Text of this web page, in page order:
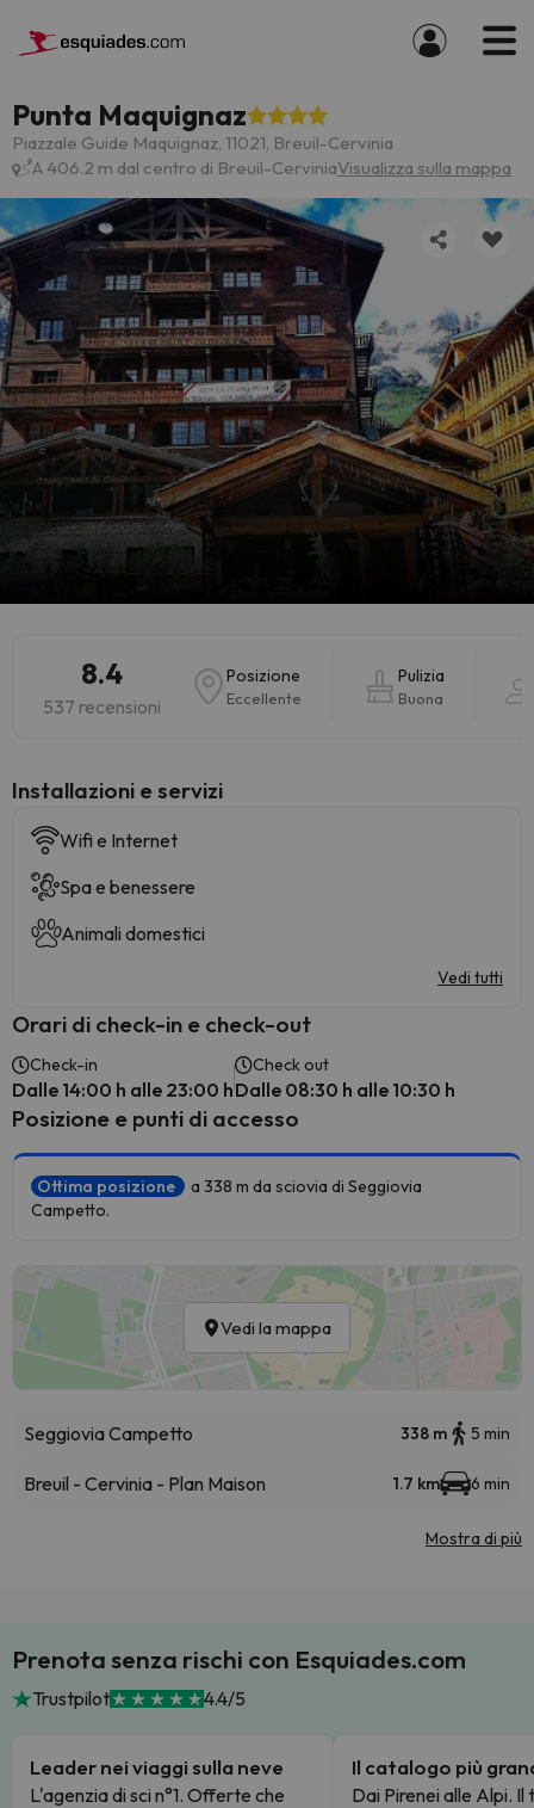
Punta Maquignaz
Piazzale Guide Maquignaz, 11021, Breuil-Cervinia
A 406.2 m dal centro di Breuil-CerviniaVisualizza sulla mappa
8.4
537 recensioni
Posizione
Eccellente
Pulizia
Buona
Installazioni e servizi
Wifi e Internet
Spa e benessere
Animali domestici
Vedi tutti
Orari di check-in e check-out
Check-in
Dalle 14:00 h alle 23:00 h
Check out
Dalle 08:30 h alle 10:30 h
Posizione e punti di accesso
Ottima posizione
a 338 m da sciovia di Seggiovia
Campetto.
Vedi la mappa
Seggiovia Campetto 338 m 5 min
Breuil - Cervinia - Plan Maison 1.7 km 6 min
Mostra di più
Prenota senza rischi con Esquiades.com
Trustpilot 4.4/5
Leader nei viaggi sulla neve
L'agenzia di sci n°1. Offerte che
Il catalogo più
Dai Pirenei alle Alpi. Il